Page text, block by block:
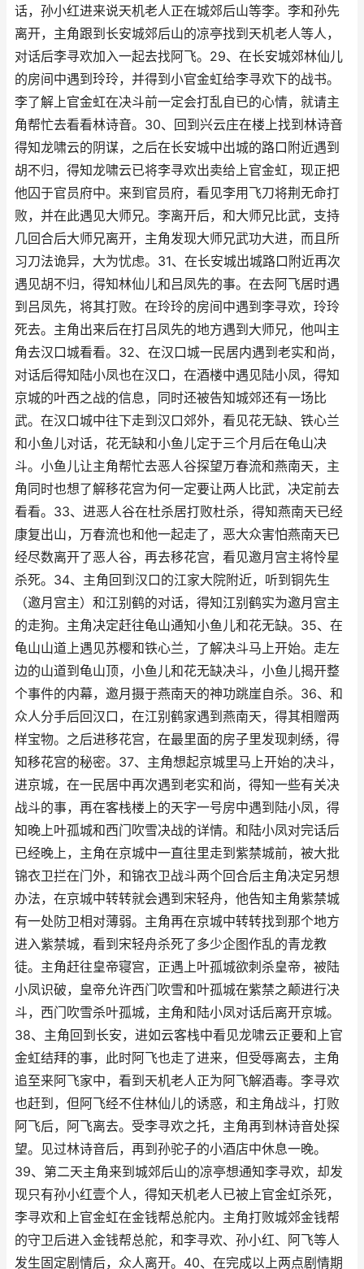
话，孙小红进来说天机老人正在城郊后山等李。李和孙先
离开，主角跟到长安城郊后山的凉亭找到天机老人等人，
对话后李寻欢加入一起去找阿飞。29、在长安城郊林仙儿
的房间中遇到玲玲，并得到小官金虹给李寻欢下的战书。
李了解上官金虹在决斗前一定会打乱自已的心情，就请主
角帮忙去看看林诗音。30、回到兴云庄在楼上找到林诗音
得知龙啸云的阴谋，之后在长安城中出城的路口附近遇到
胡不归，得知龙啸云已将李寻欢出卖给上官金虹，现正把
他囚于官员府中。来到官员府，看见李用飞刀将荆无命打
败，并在此遇见大师兄。李离开后，和大师兄比武，支持
几回合后大师兄离开，主角发现大师兄武功大进，而且所
习刀法诡异，大为忧虑。31、在长安城出城路口附近再次
遇见胡不归，得知林仙儿和吕凤先的事。在去阿飞居时遇
到吕凤先，将其打败。在玲玲的房间中遇到李寻欢，玲玲
死去。主角出来后在打吕凤先的地方遇到大师兄，他叫主
角去汉口城看看。32、在汉口城一民居内遇到老实和尚，
对话后得知陆小凤也在汉口，在酒楼中遇见陆小凤，得知
京城的叶西之战的信息，同时还被告知城郊还有一场比
武。在汉口城中往下走到汉口郊外，看见花无缺、铁心兰
和小鱼儿对话，花无缺和小鱼儿定于三个月后在龟山决
斗。小鱼儿让主角帮忙去恶人谷探望万春流和燕南天，主
角同时也想了解移花宫为何一定要让两人比武，决定前去
看看。33、进恶人谷在杜杀居打败杜杀，得知燕南天已经
康复出山，万春流也和他一起走了，恶大众害怕燕南天已
经尽数离开了恶人谷，再去移花宫，看见邀月宫主将怜星
杀死。34、主角回到汉口的江家大院附近，听到铜先生
（邀月宫主）和江别鹤的对话，得知江别鹤实为邀月宫主
的走狗。主角决定赶往龟山通知小鱼儿和花无缺。35、在
龟山山道上遇见苏樱和铁心兰，了解决斗马上开始。走左
边的山道到龟山顶，小鱼儿和花无缺决斗，小鱼儿揭开整
个事件的内幕，邀月摄于燕南天的神功跳崖自杀。36、和
众人分手后回汉口，在江别鹤家遇到燕南天，得其相赠两
样宝物。之后进移花宫，在最里面的房子里发现刺绣，得
知移花宫的秘密。37、主角想起京城里马上开始的决斗，
进京城，在一民居中再次遇到老实和尚，得知一些有关决
战斗的事，再在客栈楼上的天字一号房中遇到陆小凤，得
知晚上叶孤城和西门吹雪决战的详情。和陆小凤对完话后
已经晚上，主角在京城中一直往里走到紫禁城前，被大批
锦衣卫拦在门外，和锦衣卫战斗两个回合后主角决定另想
办法，在京城中转转就会遇到宋轻舟，他告知主角紫禁城
有一处防卫相对薄弱。主角再在京城中转转找到那个地方
进入紫禁城，看到宋轻舟杀死了多少企图作乱的青龙教
徒。主角赶往皇帝寝宫，正遇上叶孤城欲刺杀皇帝，被陆
小凤识破，皇帝允许西门吹雪和叶孤城在紫禁之颠进行决
斗，西门吹雪杀叶孤城，主角和陆小凤对话后离开京城。
38、主角回到长安，进如云客栈中看见龙啸云正要和上官
金虹结拜的事，此时阿飞也走了进来，但受辱离去，主角
追至来阿飞家中，看到天机老人正为阿飞解酒毒。李寻欢
也赶到，但阿飞经不住林仙儿的诱惑，和主角战斗，打败
阿飞后，阿飞离去。受李寻欢之托，主角再到林诗音处探
望。见过林诗音后，再到孙驼子的小酒店中休息一晚。
39、第二天主角来到城郊后山的凉亭想通知李寻欢，却发
现只有孙小红壹个人，得知天机老人已被上官金虹杀死，
李寻欢和上官金虹在金钱帮总舵内。主角打败城郊金钱帮
的守卫后进入金钱帮总舵，和李寻欢、孙小红、阿飞等人
发生固定剧情后，众人离开。40、在完成以上两点剧情期